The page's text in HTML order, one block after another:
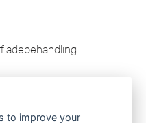
to improve your